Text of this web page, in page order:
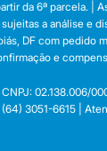
da 6ª parcela.
a análise e
DF com pedido
e
02.138.006/
3051-6615 |